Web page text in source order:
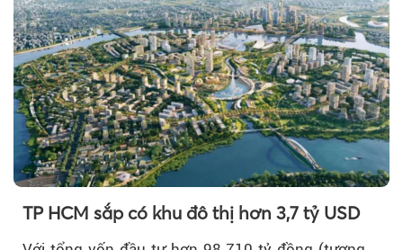
TP HCM sắp có khu đô thị hơn 3,7 tỷ USD